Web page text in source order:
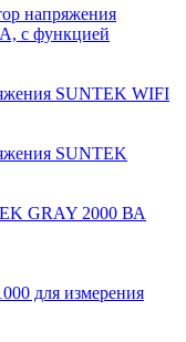
напряжения
с функцией
SUNTEK WIFI
SUNTEK
GRAY 2000 ВА
для измерения